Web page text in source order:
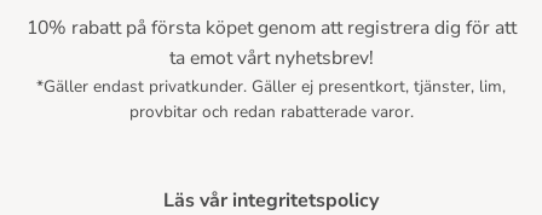
10% rabatt på första köpet genom att registrera dig för att
ta emot vårt nyhetsbrev!
*Gäller endast privatkunder. Gäller ej presentkort, tjänster, lim,
provbitar och redan rabatterade varor.
Läs vår integritetspolicy